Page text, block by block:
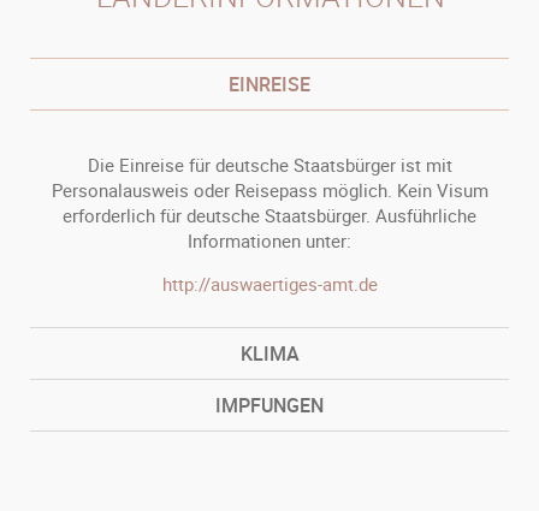
EINREISE
Die Einreise für deutsche Staatsbürger ist mit
Personalausweis oder Reisepass möglich. Kein Visum
erforderlich für deutsche Staatsbürger. Ausführliche
Informationen unter:
http://auswaertiges-amt.de
KLIMA
IMPFUNGEN